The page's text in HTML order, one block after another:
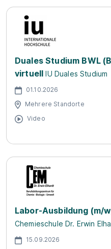
Duales Studium BWL
virtuell IU Duales Studium
01.10.2026
Mehrere Standorte
Video
Labor-Ausbildung (m/
Chemieschule Dr. Erwin
15.09.2026